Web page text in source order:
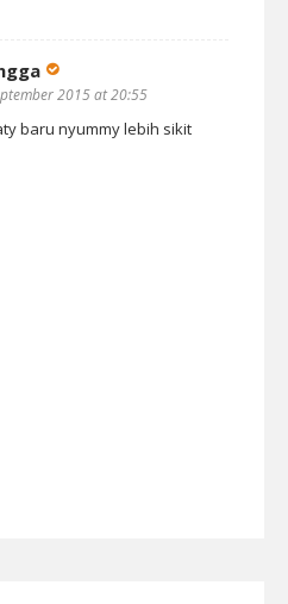
2015 at 20:55
baru nyummy lebih sikit